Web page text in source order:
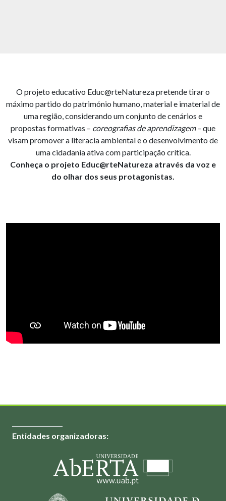
O projeto educativo Educ@rteNatureza pretende tirar o
máximo partido do património humano, material e imaterial de
uma região, considerando um conjunto de cenários e
propostas formativas – coreografias de aprendizagem– que
visam promover a literacia ambiental e o desenvolvimento de
uma cidadania ativa com participação crítica.
Conheça o projeto Educ@rteNatureza através da voz e
do olhar dos seus protagonistas.
Entidades organizadoras: